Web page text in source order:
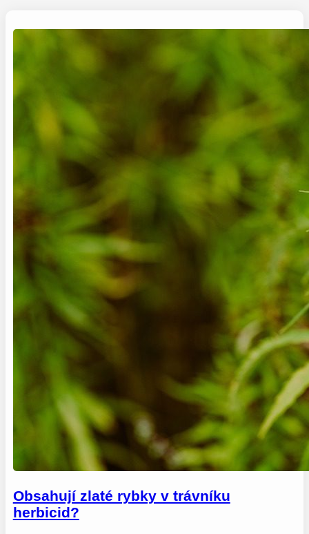
Obsahují zlaté rybky v trávníku
herbicid?